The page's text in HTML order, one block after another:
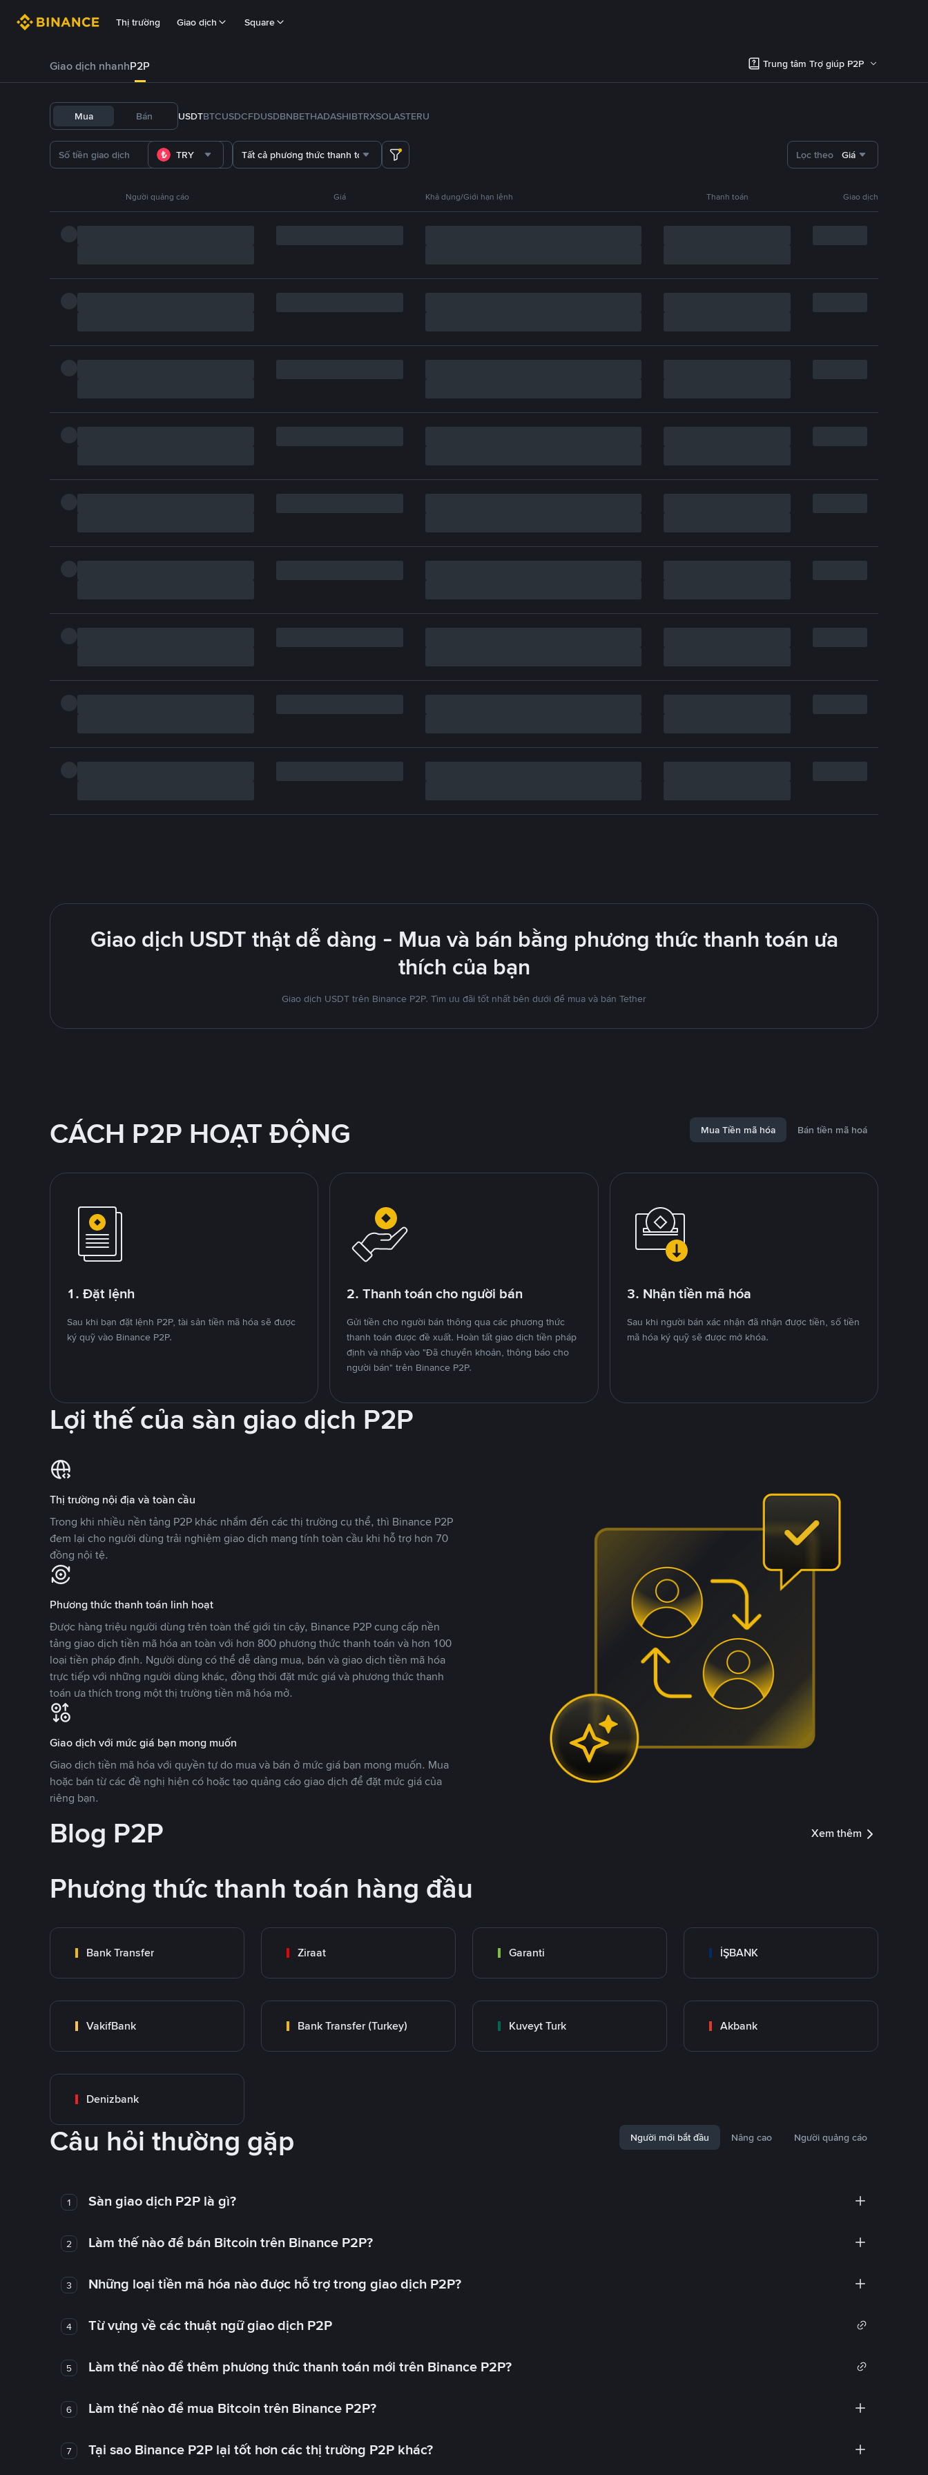
Thị trường Giao dịch Square
Giao dịch nhanhP2P Trung tâm Trợ giúp P2P
Mua Bán USDTBTCUSDCFDUSDBNBETHADASHIBTRXSOLASTERU
TRY Tất cả phương thức thanh toán Lọc theo Giá
Người quảng cáo Giá Khả dụng/Giới hạn lệnh Thanh toán Giao dịch
Giao dịch USDT thật dễ dàng - Mua và bán bằng phương thức thanh toán ưa
thích của bạn
Giao dịch USDT trên Binance P2P. Tìm ưu đãi tốt nhất bên dưới để mua và bán Tether
CÁCH P2P HOẠT ĐỘNG Mua Tiền mã hóa Bán tiền mã hoá
1. Đặt lệnh
Sau khi bạn đặt lệnh P2P, tài sản tiền mã hóa sẽ được
ký quỹ vào Binance P2P.
2. Thanh toán cho người bán
Gửi tiền cho người bán thông qua các phương thức
thanh toán được đề xuất. Hoàn tất giao dịch tiền pháp
định và nhấp vào "Đã chuyển khoản, thông báo cho
người bán" trên Binance P2P.
3. Nhận tiền mã hóa
Sau khi người bán xác nhận đã nhận được tiền, số tiền
mã hóa ký quỹ sẽ được mở khóa.
Lợi thế của sàn giao dịch P2P
Thị trường nội địa và toàn cầu
Trong khi nhiều nền tảng P2P khác nhắm đến các thị trường cụ thể, thì Binance P2P
đem lại cho người dùng trải nghiệm giao dịch mang tính toàn cầu khi hỗ trợ hơn 70
đồng nội tệ.
Phương thức thanh toán linh hoạt
Được hàng triệu người dùng trên toàn thế giới tin cậy, Binance P2P cung cấp nền
tảng giao dịch tiền mã hóa an toàn với hơn 800 phương thức thanh toán và hơn 100
loại tiền pháp định. Người dùng có thể dễ dàng mua, bán và giao dịch tiền mã hóa
trực tiếp với những người dùng khác, đồng thời đặt mức giá và phương thức thanh
toán ưa thích trong một thị trường tiền mã hóa mở.
Giao dịch với mức giá bạn mong muốn
Giao dịch tiền mã hóa với quyền tự do mua và bán ở mức giá bạn mong muốn. Mua
hoặc bán từ các đề nghị hiện có hoặc tạo quảng cáo giao dịch để đặt mức giá của
riêng bạn.
Blog P2P Xem thêm
Phương thức thanh toán hàng đầu
Bank Transfer Ziraat Garanti İŞBANK
VakifBank Bank Transfer (Turkey) Kuveyt Turk Akbank
Denizbank
Câu hỏi thường gặp Người mới bắt đầu Nâng cao Người quảng cáo
1 Sàn giao dịch P2P là gì?
2 Làm thế nào để bán Bitcoin trên Binance P2P?
3 Những loại tiền mã hóa nào được hỗ trợ trong giao dịch P2P?
4 Từ vựng về các thuật ngữ giao dịch P2P
5 Làm thế nào để thêm phương thức thanh toán mới trên Binance P2P?
6 Làm thế nào để mua Bitcoin trên Binance P2P?
7 Tại sao Binance P2P lại tốt hơn các thị trường P2P khác?